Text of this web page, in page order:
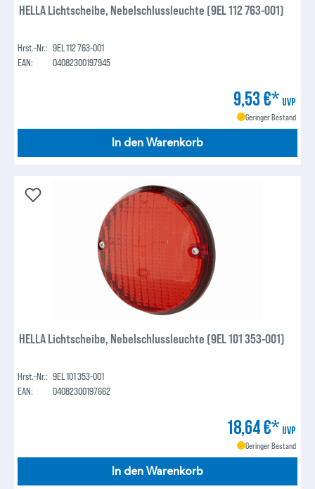
HELLA Lichtscheibe, Nebelschlussleuchte (9EL 112 763-001)
Hrst.-Nr.: 9EL 112 763-001
EAN:
04082300197945
9,53 €* UVP
Geringer Bestand
In den Warenkorb
HELLA Lichtscheibe, Nebelschlussleuchte (9EL 101 353-001)
Hrst.-Nr.: 9EL 101 353-001
EAN:
04082300197662
18,64 €* UVP
Geringer Bestand
In den Warenkorb